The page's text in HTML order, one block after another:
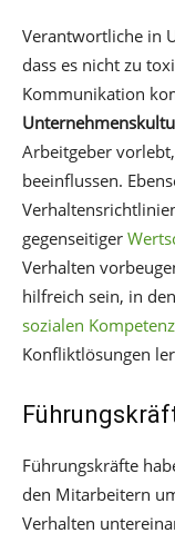
Verantwortliche in
dass es nicht zu
Kommunikation
Arbeitgeber
beeinflussen.
gegenseitiger
Verhalten
hilfreich sein, in
sozialen
Konfliktlösungen
Führungskräfte
den Mitarbeitern
Verhalten